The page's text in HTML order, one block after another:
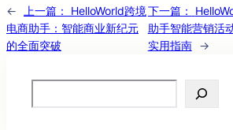
← 上一篇：
HelloWorld跨境
电商助手：智能商业新纪元
的全面突破
下一篇：
助手智能营销活
实用指南
→